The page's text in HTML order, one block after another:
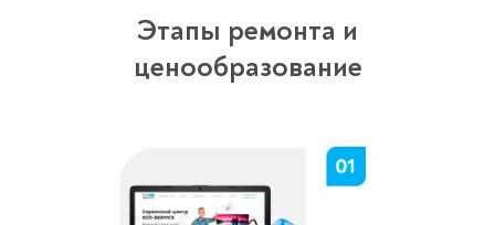
Этапы ремонта и
ценообразование